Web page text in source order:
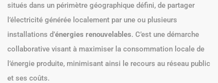
situés dans un périmètre géographique défini, de partager
l’électricité générée localement par une ou plusieurs
installations d’énergies renouvelables. C’est une démarche
collaborative visant à maximiser la consommation locale de
l’énergie produite, minimisant ainsi le recours au réseau public
et ses coûts.